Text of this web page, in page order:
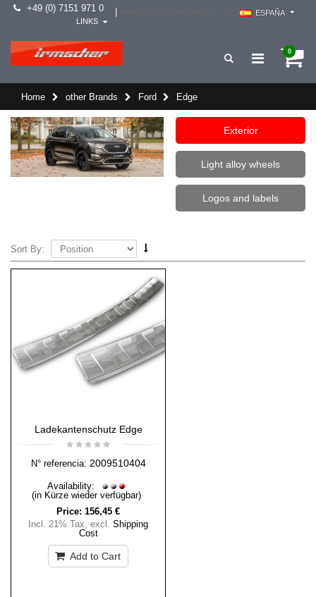
+49 (0) 7151 971 0
ESPAÑA
LINKS
0
Home other Brands Ford Edge
Exterior
Light alloy wheels
Logos and labels
Sort By:
Ladekantenschutz Edge
N° referencia: 2009510404
Availability:
(in Kürze wieder verfügbar)
Price: 156,45 €
Incl. 21% Tax, excl. Shipping
Cost
Add to Cart